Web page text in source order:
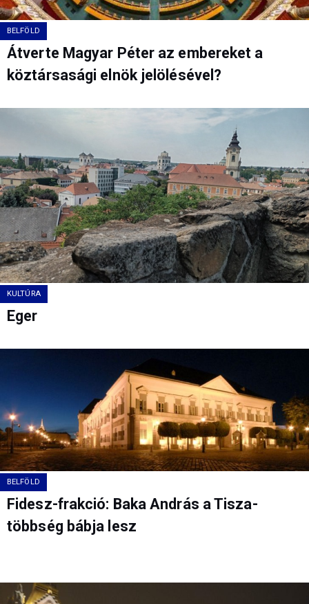
BELFÖLD
Átverte Magyar Péter az embereket a
köztársasági elnök jelölésével?
KULTÚRA
Eger
BELFÖLD
Fidesz-frakció: Baka András a Tisza-
többség bábja lesz